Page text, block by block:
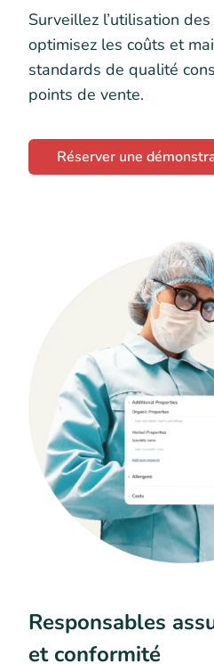
Surveillez l’utilisation
optimisez les coûts et
standards de qualité
points de vente.
Réserver une
Responsables
et conformité